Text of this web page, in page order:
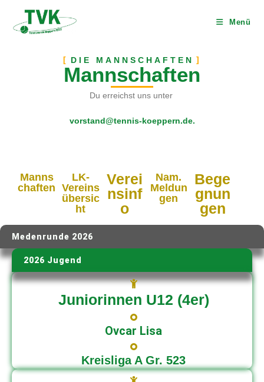
Menü
DIE MANNSCHAFTEN
Mannschaften
Du erreichst uns unter
vorstand@tennis-koeppern.de.
Manns
chaften
LK-
Vereins
übersic
ht
Verei
nsinf
o
Nam.
Meldun
gen
Bege
gnun
gen
Medenrunde 2026
2026 Jugend
Juniorinnen U12 (4er)
Ovcar Lisa
Kreisliga A Gr. 523